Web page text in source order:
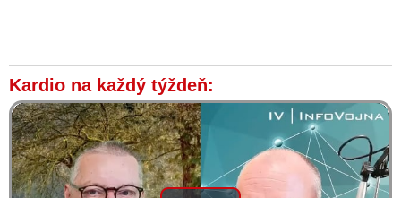
Kardio na každý týždeň: